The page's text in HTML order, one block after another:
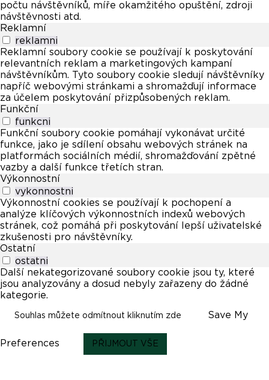
počtu návštěvníků, míře okamžitého opuštění, zdroji
návštěvnosti atd.
Reklamní
reklamni
Reklamní soubory cookie se používají k poskytování
relevantních reklam a marketingových kampaní
návštěvníkům. Tyto soubory cookie sledují návštěvníky
napříč webovými stránkami a shromažďují informace
za účelem poskytování přizpůsobených reklam.
Funkční
funkcni
Funkční soubory cookie pomáhají vykonávat určité
funkce, jako je sdílení obsahu webových stránek na
platformách sociálních médií, shromažďování zpětné
vazby a další funkce třetích stran.
Výkonnostní
vykonnostni
Výkonnostní cookies se používají k pochopení a
analýze klíčových výkonnostních indexů webových
stránek, což pomáhá při poskytování lepší uživatelské
zkušenosti pro návštěvníky.
Ostatní
ostatni
Další nekategorizované soubory cookie jsou ty, které
jsou analyzovány a dosud nebyly zařazeny do žádné
kategorie.
Souhlas můžete odmítnout kliknutím zde Save My
Preferences PŘIJMOUT VŠE